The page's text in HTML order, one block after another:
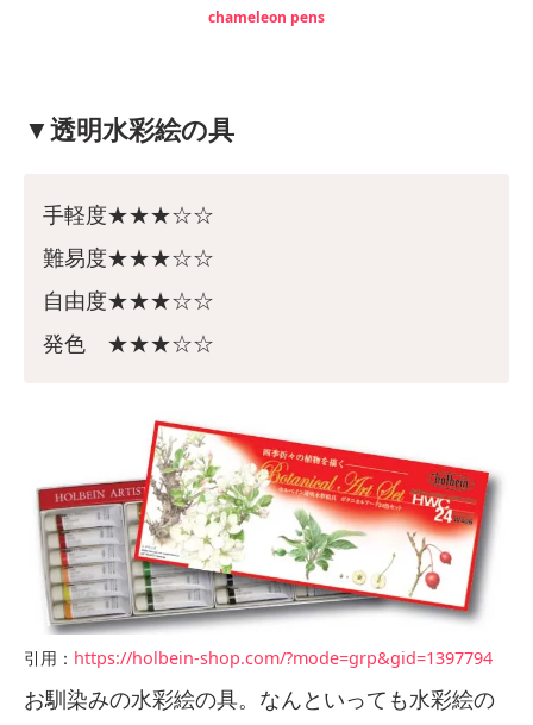
chameleon pens
▼透明水彩絵の具
手軽度★★★☆☆
難易度★★★☆☆
自由度★★★☆☆
発色 ★★★☆☆
引用： https://holbein-shop.com/?mode=grp&gid=1397794
お馴染みの水彩絵の具。なんといっても水彩絵の